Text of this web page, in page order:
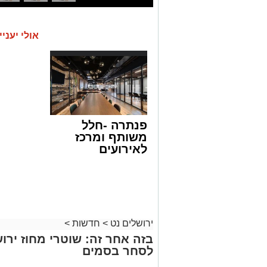
אולי
פנתרה -חלל
משותף ומרכז
לאירועים
ירושלים נט > חדשות >
בזה אחר זה: שוטרי מחוז
לסחר בסמים